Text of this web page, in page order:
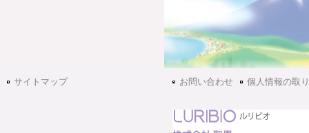
サイトマップ お問い合わせ 個人情報の取